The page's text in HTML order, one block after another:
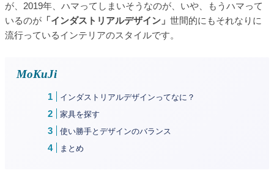
が、2019年、ハマってしまいそうなのが、いや、もうハマって
いるのが 「インダストリアルデザイン」 世間的にもそれなりに
流行っているインテリアのスタイルです。
MoKuJi
インダストリアルデザインってなに？
家具を探す
使い勝手とデザインのバランス
まとめ